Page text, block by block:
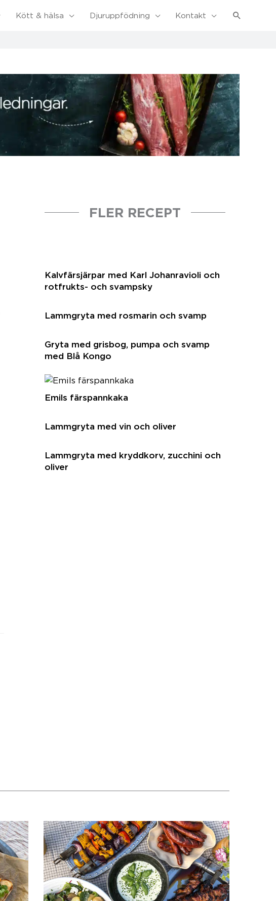
Kött & hälsa Djuruppfödning Kontakt Sök
FLER RECEPT
Kalvfärsjärpar med Karl Johanravioli och
rotfrukts- och svampsky
Lammgryta med rosmarin och svamp
Gryta med grisbog, pumpa och svamp
med Blå Kongo
Emils färspannkaka
Lammgryta med vin och oliver
Lammgryta med kryddkorv, zucchini och
oliver